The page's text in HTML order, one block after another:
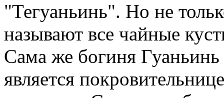
"Тегуаньинь". Но не
называют все чайные
Сама же богиня
является